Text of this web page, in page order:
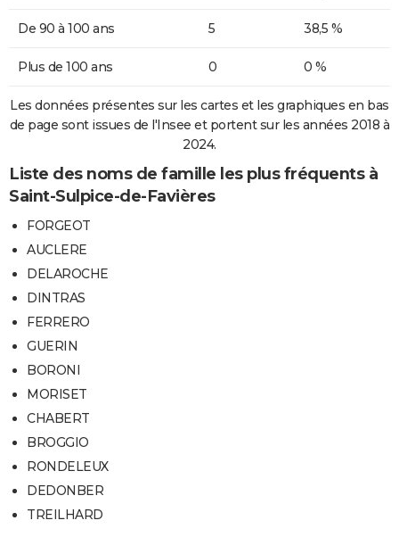
De 90 à 100 ans 5 38,5 %
Plus de 100 ans 0 0 %
Les données présentes sur les cartes et les graphiques en bas
de page sont issues de l'Insee et portent sur les années 2018 à
2024.
Liste des noms de famille les plus fréquents à
Saint-Sulpice-de-Favières
FORGEOT
AUCLERE
DELAROCHE
DINTRAS
FERRERO
GUERIN
BORONI
MORISET
CHABERT
BROGGIO
RONDELEUX
DEDONBER
TREILHARD